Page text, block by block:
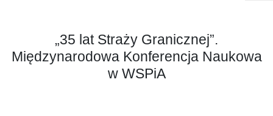
„35 lat Straży Granicznej”.
Międzynarodowa Konferencja Naukowa
w WSPiA